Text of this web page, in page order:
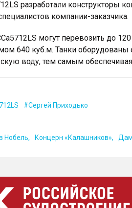
разработали конструкторы
компании-заказчика.
могут перевозить до
640 куб.м. Танки оборудованы
воду, тем самым
Сергей Приходько
Нобель Концерн «Калашников»